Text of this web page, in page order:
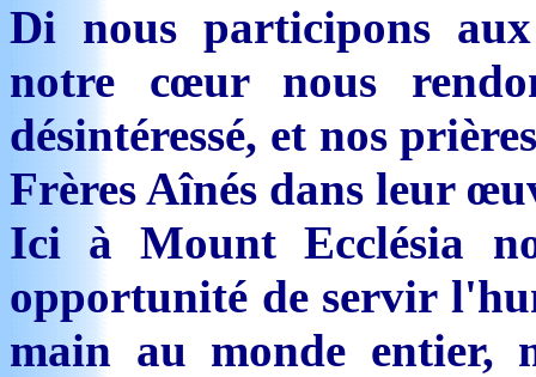
Di nous participons
notre cœur nous
désintéressé, et nos
Frères Aînés dans leur
Ici à Mount Ecclésia
opportunité de servir
main au monde entier,